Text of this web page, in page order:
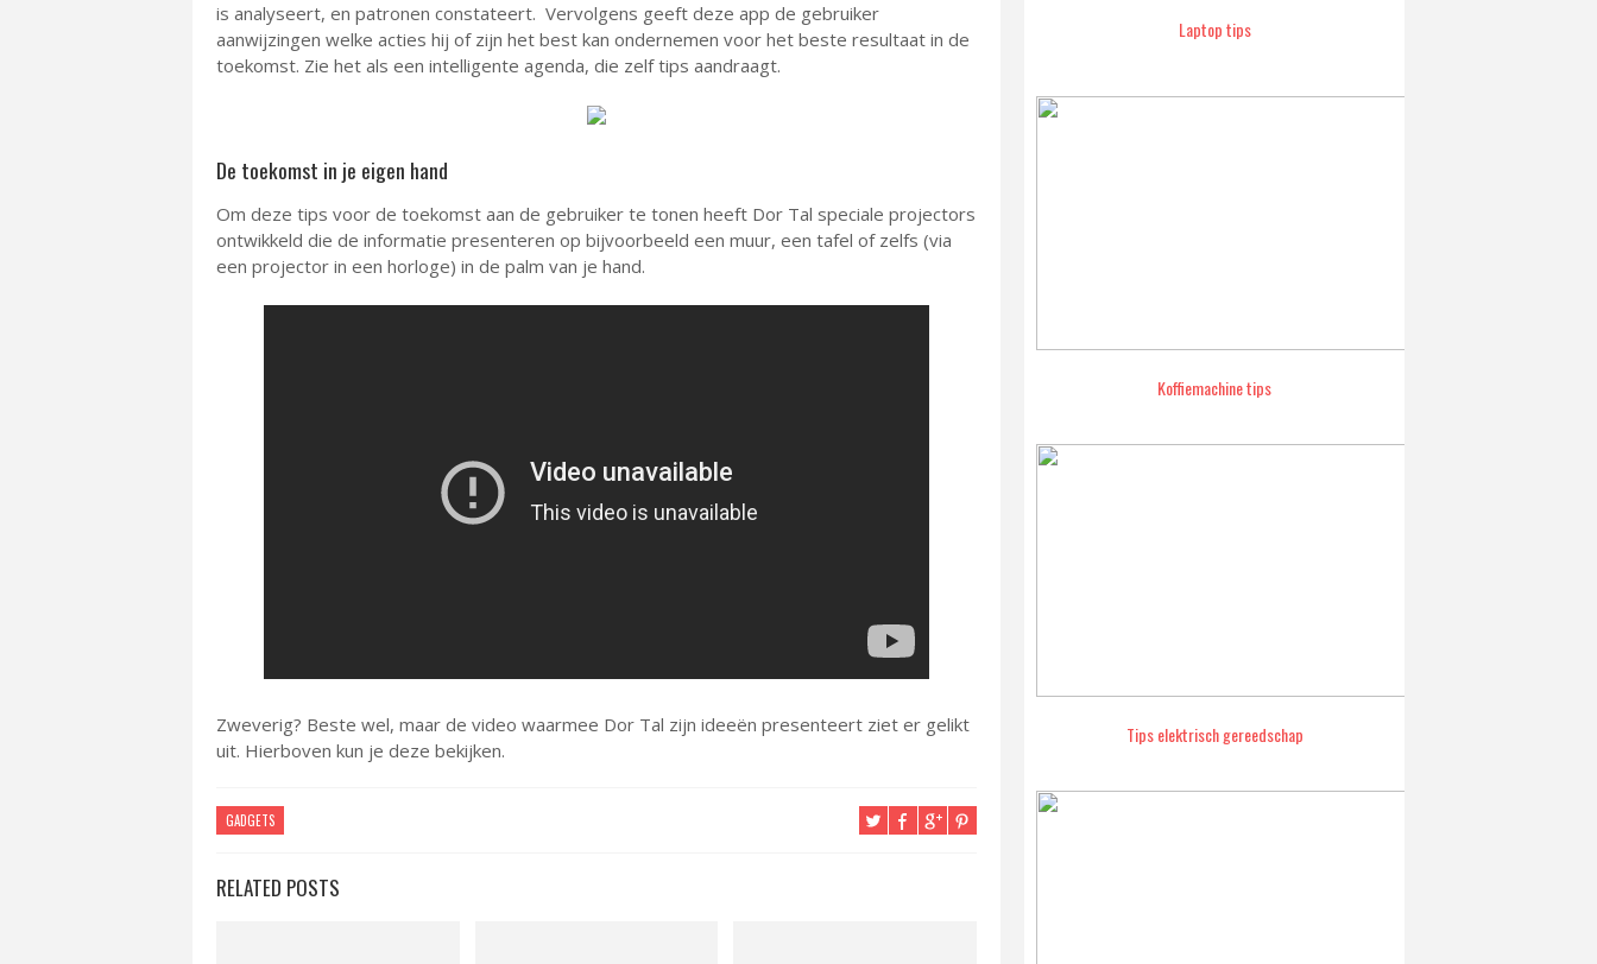
is analyseert, en patronen constateert. Vervolgens geeft deze app de gebruiker
aanwijzingen welke acties hij of zijn het best kan ondernemen voor het beste resultaat in de
toekomst. Zie het als een intelligente agenda, die zelf tips aandraagt.
De toekomst in je eigen hand
Om deze tips voor de toekomst aan de gebruiker te tonen heeft Dor Tal speciale projectors
ontwikkeld die de informatie presenteren op bijvoorbeeld een muur, een tafel of zelfs (via
een projector in een horloge) in de palm van je hand.
Zweverig? Beste wel, maar de video waarmee Dor Tal zijn ideeën presenteert ziet er gelikt
uit. Hierboven kun je deze bekijken.
GADGETS
RELATED POSTS
Laptop tips
Koffiemachine tips
Tips elektrisch gereedschap